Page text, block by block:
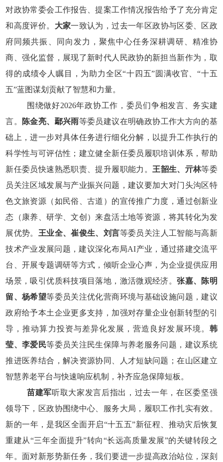
对政协常委会工作报告、提案工作情况报告给予了充分肯定
和高度评价。 大家一致认为，过去一年区政协与区委、区政
府同频共振、同向发力，聚焦中心任务深耕调研、精准协
商、强化监督，展现了新时代人民政协的新担当新作为，取
得的成绩令人瞩目，为助力全区“十四五”圆满收官、“十五
五”蓝图谋划贡献了智慧和力量。
围绕做好2026年政协工作，委员们争相发言、务实建
言。
陈金亮、鄢兴雨等委员建议在明确政协工作大方向的基
础上，进一步对具体任务进行细化分解，以提升工作执行的
科学性与可评估性；建立健全新任委员履职培训体系，帮助
新任委员快速熟悉职责、提升履职能力。 王韶生、亓林等委
员关注区域发展与产业振兴问题，建议要加大对门头沟区特
色文旅资源（如民俗、古道）的宣传推广力度，通过创新业
态（康养、研学、文创）来盘活土地等资源，将其转化为发
展优势。 王业全、崔俊生、刘言等委员关注人工智能与高新
技术产业发展问题，建议深化布局AI产业，通过搭建交流平
台、开展专题调研等方式，倾听企业心声，为企业提供应用
场景，吸引优质科技项目落地，激活微观经济。张嘉、陈明
留、杨希望等委员关注优化营商环境与基础设施问题，建议
政府给予本土企业更多支持，加强对存量企业创新转型的引
导，推动算力投资与差异化发展，营造良好发展环境。 韩
莹、李爱民等委员关注民生保障与养老服务问题，建议系统
推进医养结合，解决资源协同、人才短缺问题；在山区建立
智慧养老平台与快速响应机制，补齐应急保障短板。
苗建军听取大家发言后指出，过去一年，在区委坚强
领导下，区政协围绕中心、服务大局，履职工作扎实有效。
新的一年，是我区全面开启“十五五”新征程、推动灾后恢复
重建从“三年全面提升”转向“长远高质量发展”的关键转段之
年。面对新形势新任务，我们要进一步提高政治站位，深刻